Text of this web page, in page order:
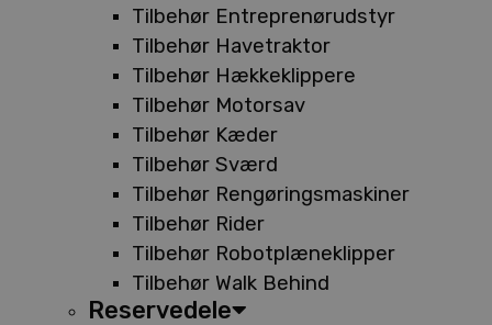
Tilbehør Entreprenørudstyr
Tilbehør Havetraktor
Tilbehør Hækkeklippere
Tilbehør Motorsav
Tilbehør Kæder
Tilbehør Sværd
Tilbehør Rengøringsmaskiner
Tilbehør Rider
Tilbehør Robotplæneklipper
Tilbehør Walk Behind
Reservedele